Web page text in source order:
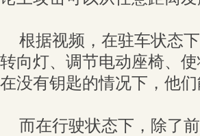
根据视频，在驻车状态
转向灯、调节电动座椅、
在没有钥匙的情况下，他
而在行驶状态下，除了